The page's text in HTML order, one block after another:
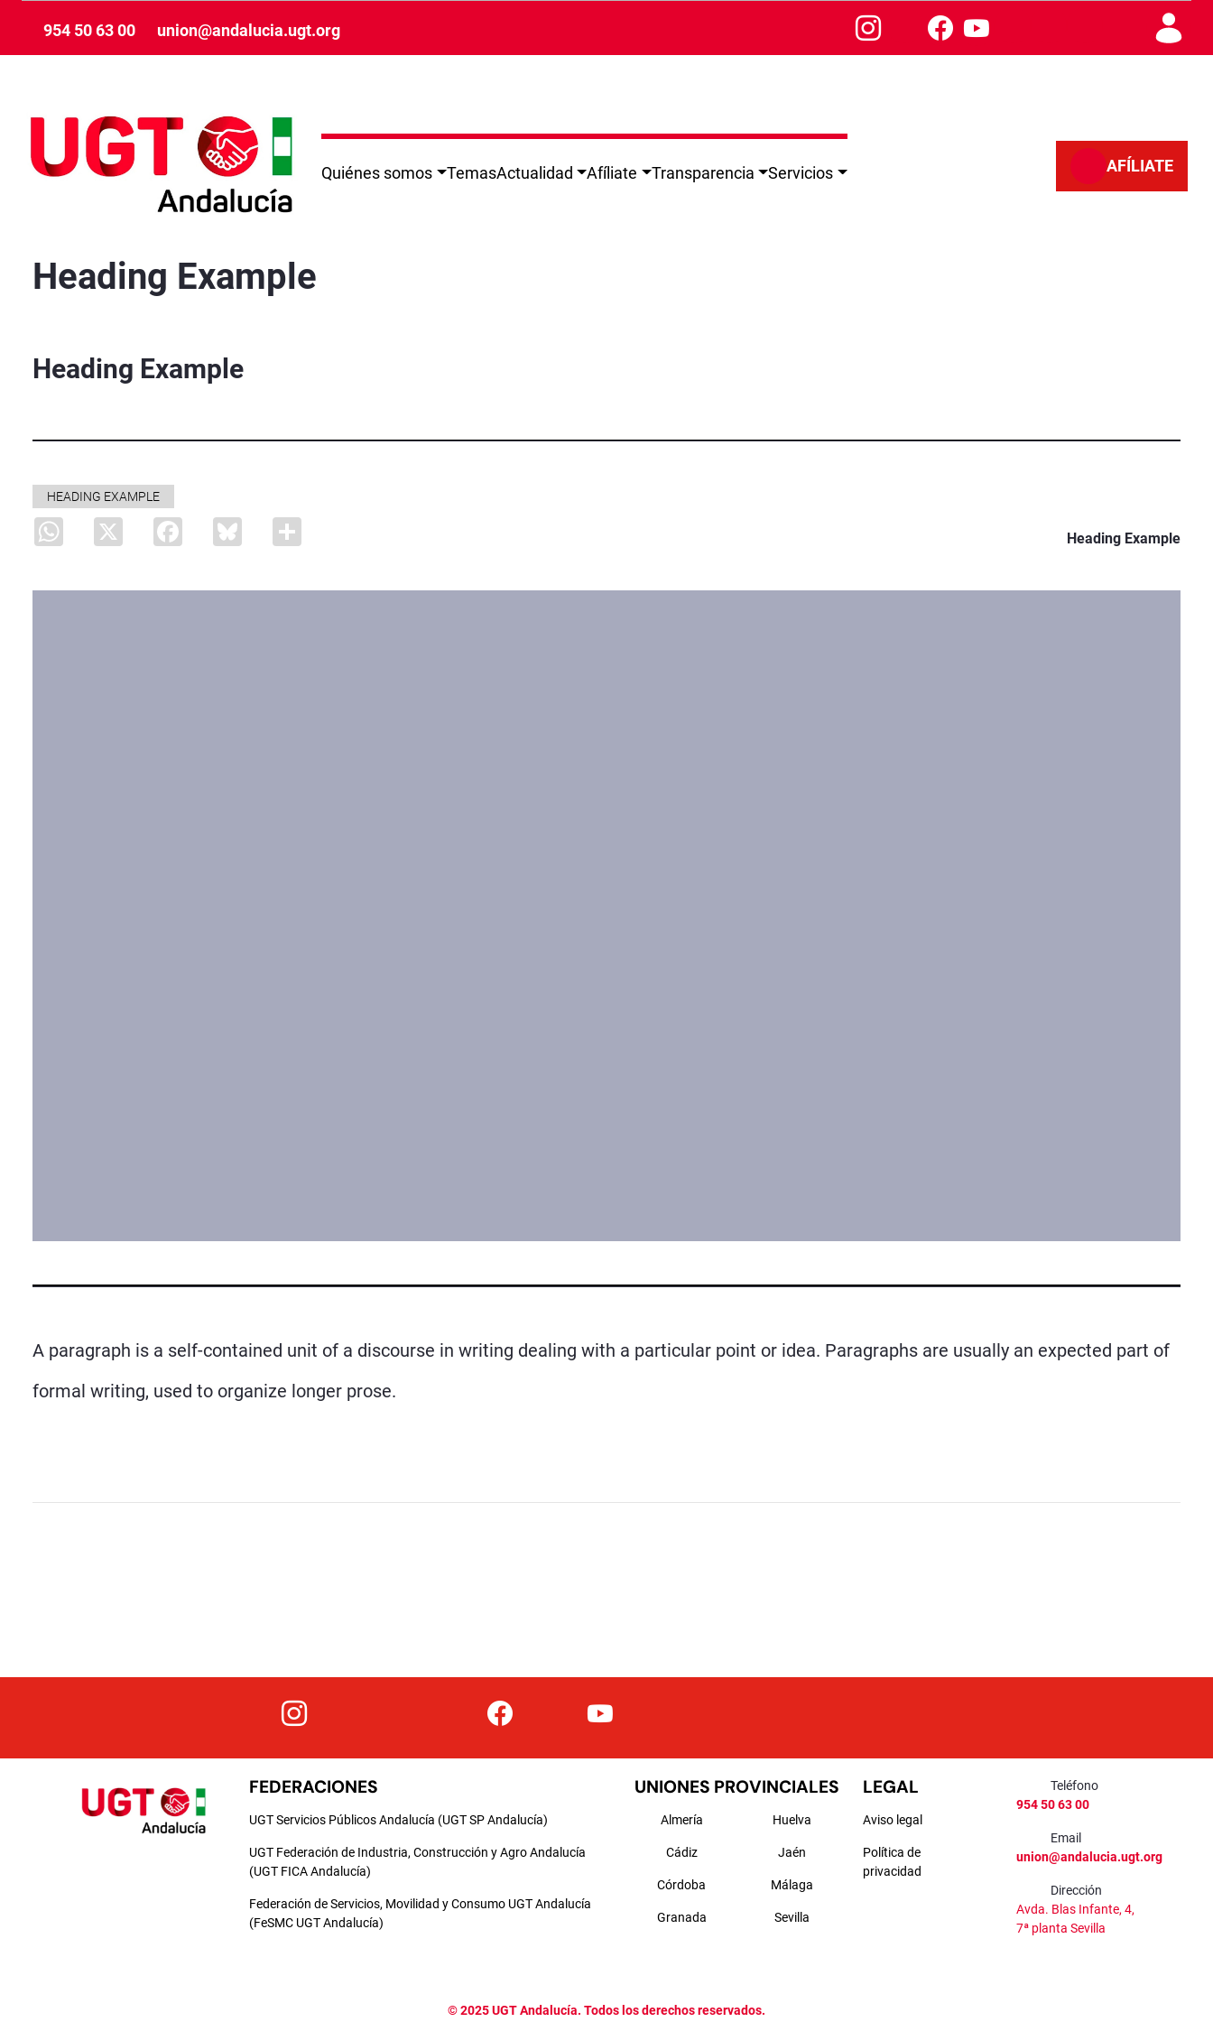
954 50 63 00 union@andalucia.ugt.org
Quiénes somos TemasActualidad Afíliate Transparencia Servicios AFÍLIATE
Heading Example
Heading Example
HEADING EXAMPLE
WhatsApp
X Facebook Bluesky
Heading Example
A paragraph is a self-contained unit of a discourse in writing dealing with a particular point or idea. Paragraphs are usually an expected part of
formal writing, used to organize longer prose.
FEDERACIONES
UGT Servicios Públicos Andalucía (UGT SP Andalucía)
UGT Federación de Industria, Construcción y Agro Andalucía
(UGT FICA Andalucía)
Federación de Servicios, Movilidad y Consumo UGT Andalucía
(FeSMC UGT Andalucía)
UNIONES PROVINCIALES
Almería
Cádiz
Córdoba
Granada
Huelva
Jaén
Málaga
Sevilla
LEGAL
Aviso legal
Política de
privacidad
Teléfono
954 50 63 00
Email
union@andalucia.ugt.org
Dirección
Avda. Blas Infante, 4,
7ª planta Sevilla
©2025UGT Andalucía. Todos los derechos reservados.